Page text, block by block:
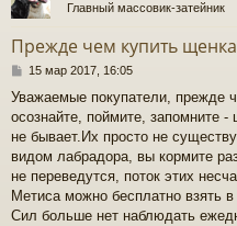
Главный массовик-затейник
Прежде чем купить щенка
С
о
б
щ
е
н
и
е
15 мар 2017, 16:05
Уважаемые покупатели, прежде
осознайте, поймите, запомните
не бывает.Их просто не
видом лабрадора, вы кормите
не переведутся, поток этих
Метиса можно бесплатно взять
Сил больше нет наблюдать